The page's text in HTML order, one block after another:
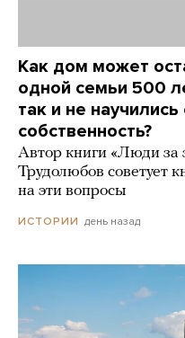
Как дом может
одной семьи 500
так и не
собственность?
Автор книги «Люди
Трудолюбов советует
на эти вопросы
ИСТОРИИ день назад